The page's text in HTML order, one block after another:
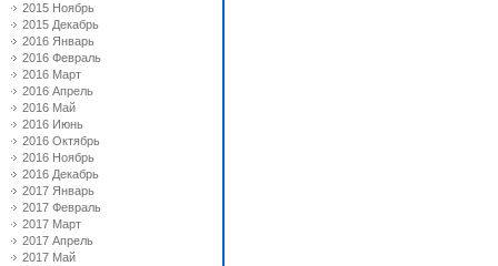
2015 Ноябрь
2015 Декабрь
2016 Январь
2016 Февраль
2016 Март
2016 Апрель
2016 Май
2016 Июнь
2016 Октябрь
2016 Ноябрь
2016 Декабрь
2017 Январь
2017 Февраль
2017 Март
2017 Апрель
2017 Май